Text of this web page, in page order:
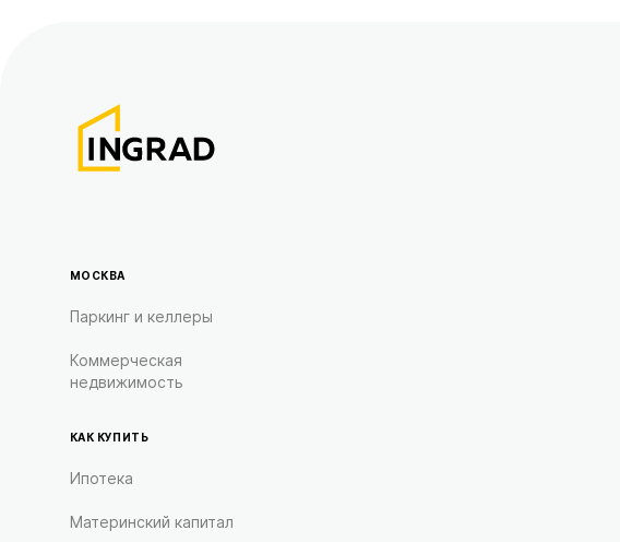
МОСКВА
Паркинг и келлеры
Коммерческая
недвижимость
КАК КУПИТЬ
Ипотека
Материнский капитал